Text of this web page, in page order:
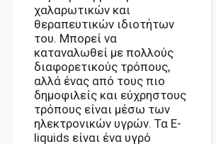
χαλαρωτικών και
θεραπευτικών ιδιοτήτων
του. Μπορεί να
καταναλωθεί με πολλούς
διαφορετικούς τρόπους,
αλλά ένας από τους πιο
δημοφιλείς και εύχρηστους
τρόπους είναι μέσω των
ηλεκτρονικών υγρών. Τα E-
liquids είναι ένα υγρό